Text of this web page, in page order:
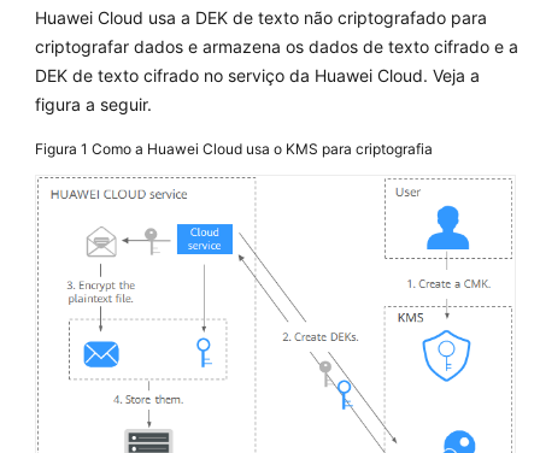
Relacionado
a
credenciais
KPS
Relacionado
HSM
dedicado
Preços
Huawei Cloud usa a DEK de texto não criptografado para
criptografar dados e armazena os dados de texto cifrado e a
DEK de texto cifrado no serviço da Huawei Cloud. Veja a
figura a seguir.
Figura 1 Como a Huawei Cloud usa o KMS para criptografia